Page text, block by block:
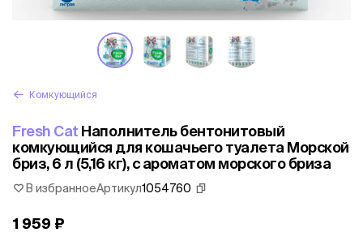
Комкующийся
Fresh Cat Наполнитель бентонитовый
комкующийся для кошачьего туалета Морской
бриз, 6 л (5,16 кг), с ароматом морского бриза
В избранноеАртикул1054760
1 959 ₽